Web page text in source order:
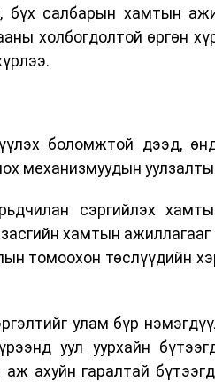
бүх салбарын хамтын
холбогдолтой өргөн
боломжтой дээд,
механизмуудын
сэргийлэх
хамтын
томоохон төслүүдийн
улам бүр
уул уурхайн
ахуйн гаралтай